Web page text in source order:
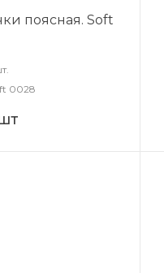
поясная. Soft
0028